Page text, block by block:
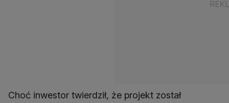
Choć inwestor twierdził, że projekt został